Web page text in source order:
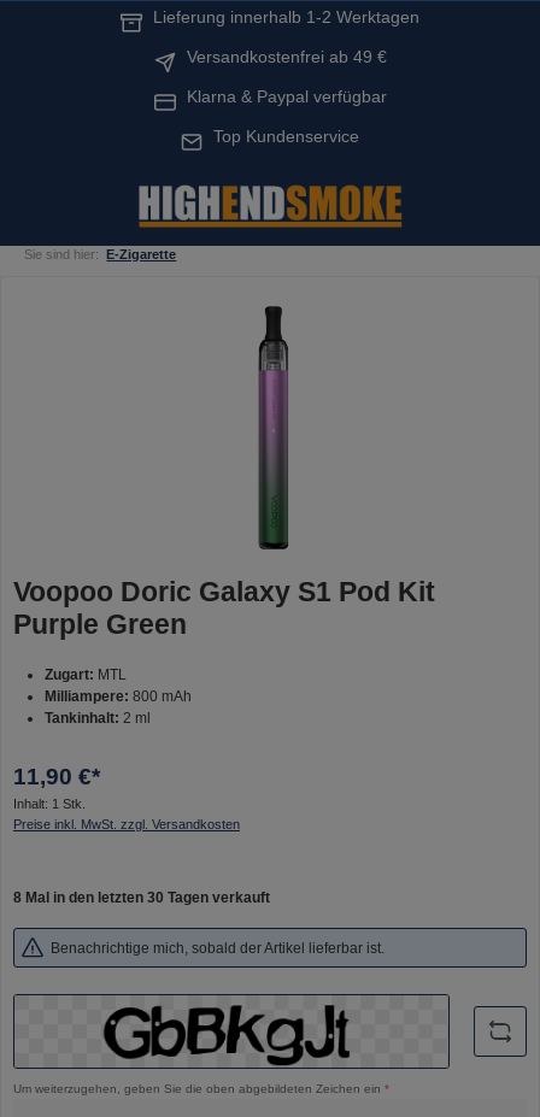
Lieferung innerhalb 1-2 Werktagen
Versandkostenfrei ab 49 €
Klarna & Paypal verfügbar
Top Kundenservice
Sie sind hier: E-Zigarette
Voopoo Doric Galaxy S1 Pod Kit
Purple Green
Zugart: MTL
Milliampere: 800 mAh
Tankinhalt: 2 ml
11,90 €*
Inhalt: 1 Stk.
Preise inkl. MwSt. zzgl. Versandkosten
8 Mal in den letzten 30 Tagen verkauft
Benachrichtige mich, sobald der Artikel lieferbar ist.
Um weiterzugehen, geben Sie die oben abgebildeten Zeichen ein *